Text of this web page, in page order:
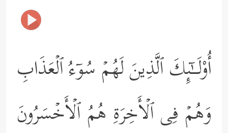
أُوْلَــٰۤىِٕكَ ٱلَّذِینَ لَهُمۡ سُوۤءُ ٱلۡعَذَابِ
وَهُمۡ فِی ٱلۡأَخِرَةِ هُمُ ٱلۡأَخۡسَرُونَ